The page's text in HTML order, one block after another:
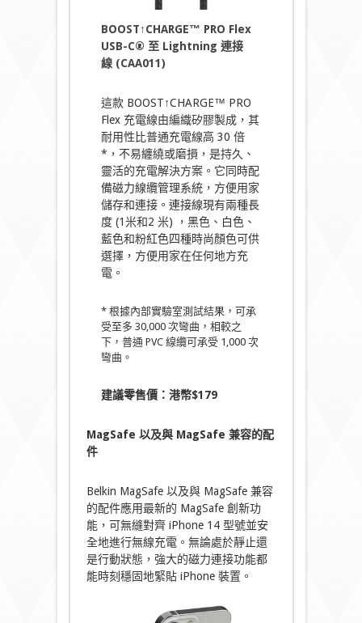
BOOST↑CHARGE™ PRO Flex
USB-C® 至 Lightning 連接
線 (CAA011)
這款 BOOST↑CHARGE™ PRO
Flex 充電線由編織矽膠製成，其
耐用性比普通充電線高 30 倍
*，不易纏繞或磨損，是持久、
靈活的充電解決方案。它同時配
備磁力線纜管理系統，方便用家
儲存和連接。連接線現有兩種長
度 (1米和2 米) ，黑色、白色、
藍色和粉紅色四種時尚顏色可供
選擇，方便用家在任何地方充
電。
* 根據內部實驗室測試結果，可承
受至多 30,000 次彎曲，相較之
下，普通 PVC 線纜可承受 1,000 次
彎曲。
建議零售價：港幣$179
MagSafe 以及與 MagSafe 兼容的配
件
Belkin MagSafe 以及與 MagSafe 兼容
的配件應用最新的 MagSafe 創新功
能，可無縫對齊 iPhone 14 型號並安
全地進行無線充電。無論處於靜止還
是行動狀態，強大的磁力連接功能都
能時刻穩固地緊貼 iPhone 裝置。